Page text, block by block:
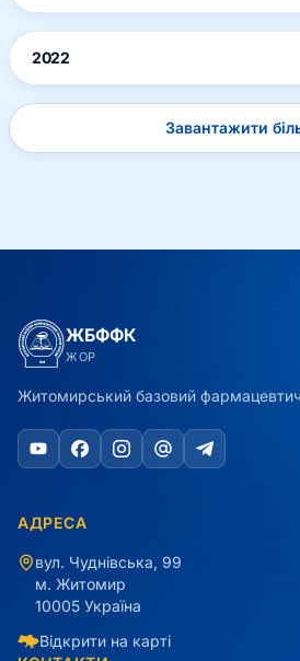
2022
Завантажити
ЖБФФК
ЖОР
Житомирський базовий
АДРЕСА
вул. Чуднівська, 99
м. Житомир
10005 Україна
Відкрити на карті